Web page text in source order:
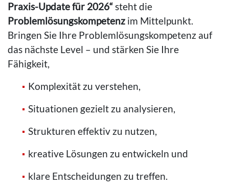
Praxis-Update für 2026“steht die
Problemlösungskompetenz im Mittelpunkt.
Bringen Sie Ihre Problemlösungskompetenz auf
das nächste Level – und stärken Sie Ihre
Fähigkeit,
Komplexität zu verstehen,
Situationen gezielt zu analysieren,
Strukturen effektiv zu nutzen,
kreative Lösungen zu entwickeln und
klare Entscheidungen zu treffen.